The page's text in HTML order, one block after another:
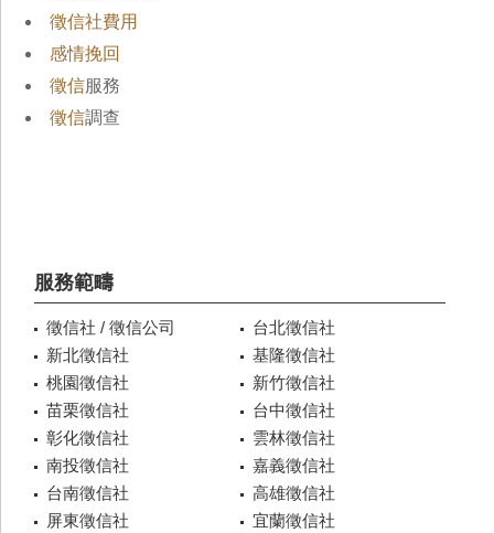
徵信社費用
感情挽回
徵信服務
徵信調查
服務範疇
徵信社 / 徵信公司
台北徵信社
新北徵信社
基隆徵信社
桃園徵信社
新竹徵信社
苗栗徵信社
台中徵信社
彰化徵信社
雲林徵信社
南投徵信社
嘉義徵信社
台南徵信社
高雄徵信社
屏東徵信社
宜蘭徵信社